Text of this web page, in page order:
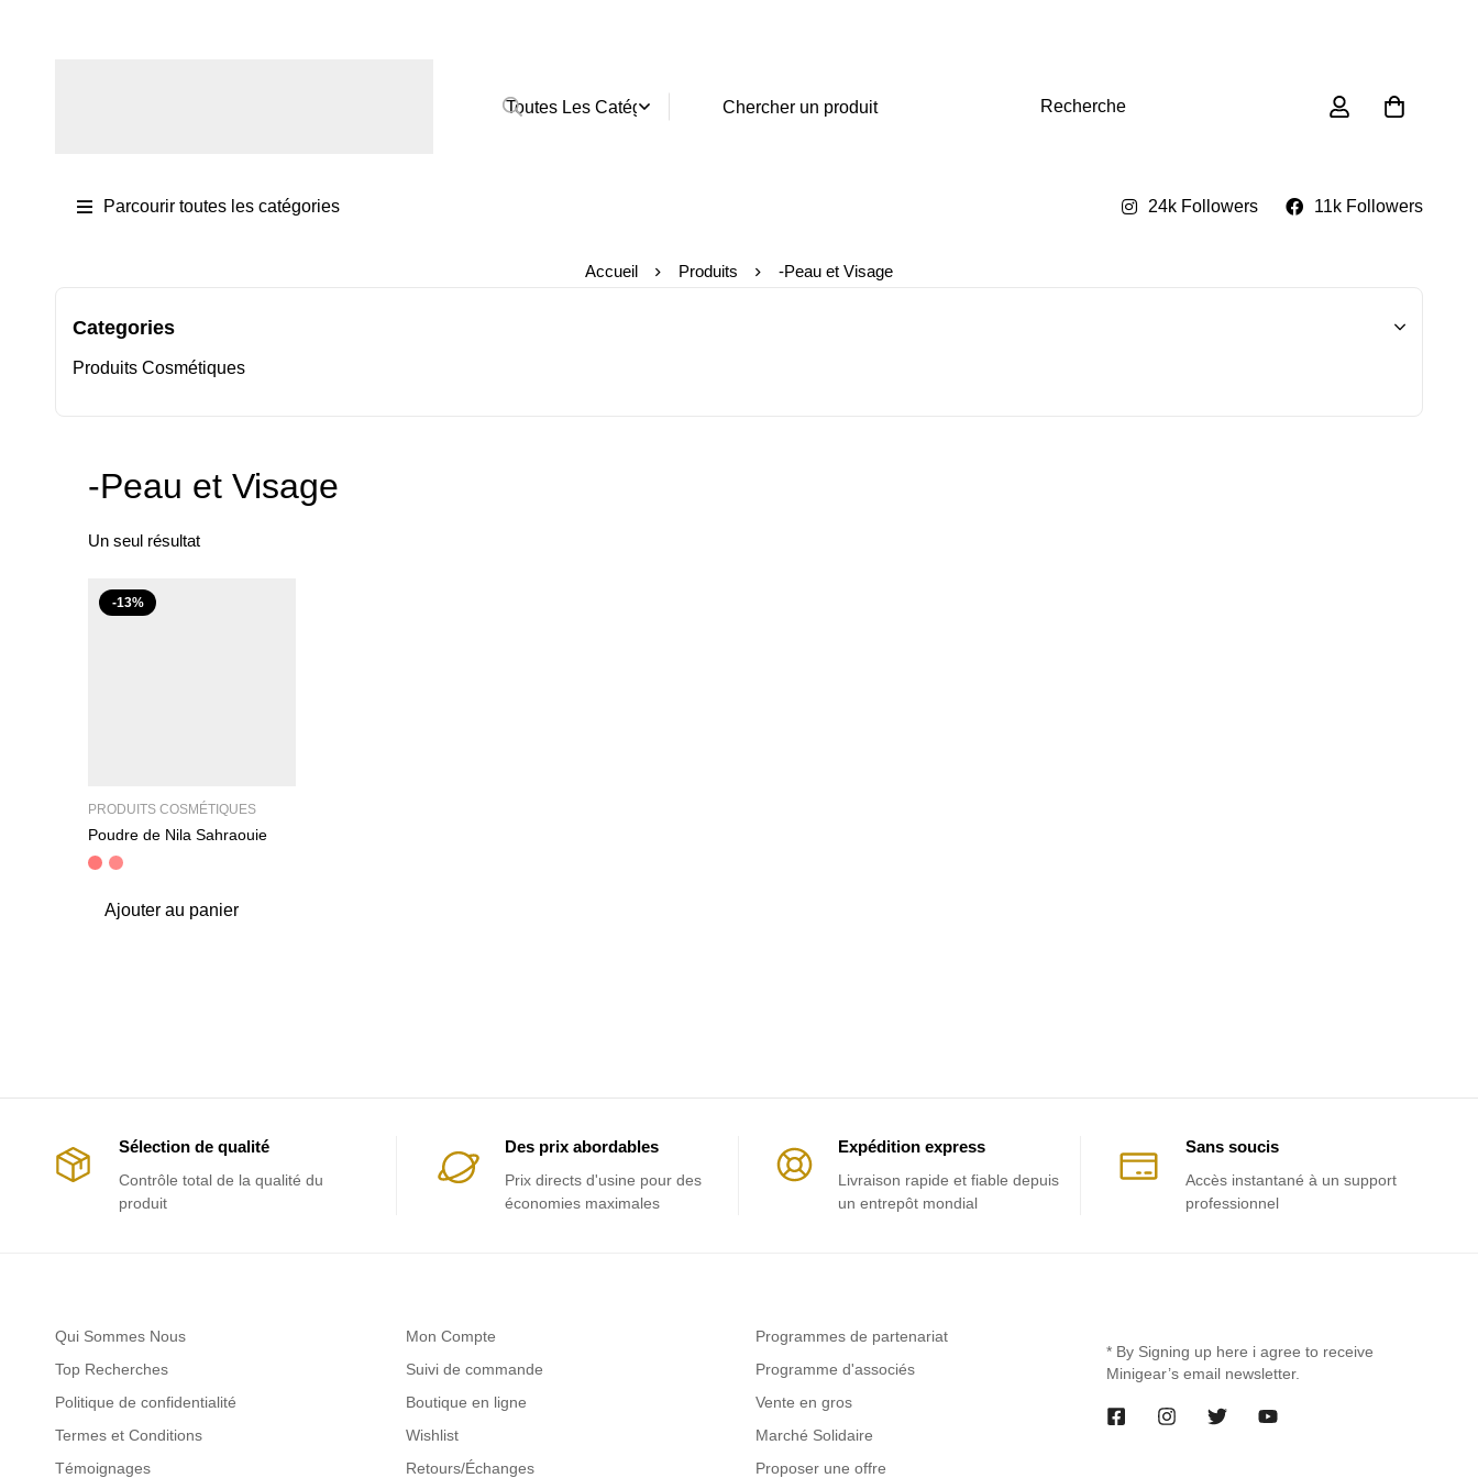
Recherche
Parcourir toutes les catégories 24k Followers 11k Followers
Accueil Produits -Peau et Visage
Categories
Produits Cosmétiques
-Peau et Visage
Un seul résultat
-13%
PRODUITS COSMÉTIQUES
Poudre de Nila Sahraouie
Ajouter au panier
Sélection de qualité
Contrôle total de la qualité du
produit
Des prix abordables
Prix ​​directs d'usine pour des
économies maximales
Expédition express
Livraison rapide et fiable depuis
un entrepôt mondial
Sans soucis
Accès instantané à un support
professionnel
Qui Sommes Nous
Top Recherches
Politique de confidentialité
Termes et Conditions
Témoignages
Mon Compte
Suivi de commande
Boutique en ligne
Wishlist
Retours/Échanges
Programmes de partenariat
Programme d'associés
Vente en gros
Marché Solidaire
Proposer une offre
* By Signing up here i agree to receive
Minigear’s email newsletter.